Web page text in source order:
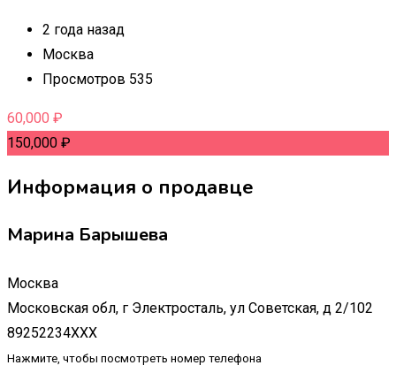
2 года назад
Москва
Просмотров 535
60,000 ₽
150,000 ₽
Информация о продавце
Марина Барышева
Москва
Московская обл, г Электросталь, ул Советская, д 2/102
89252234XXX
Нажмите, чтобы посмотреть номер телефона